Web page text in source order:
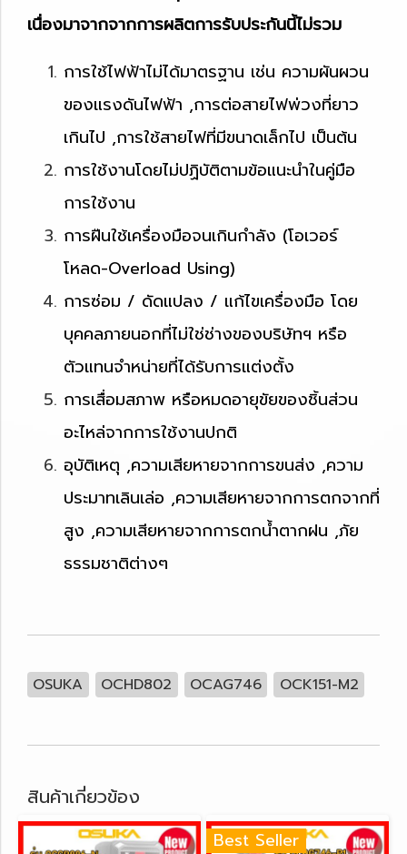
เนื่องมาจากจากการผลิตการรับประกันนี้ไม่รวม
การใช้ไฟฟ้าไม่ได้มาตรฐาน เช่น ความผันผวน
ของแรงดันไฟฟ้า ,การต่อสายไฟพ่วงที่ยาว
เกินไป ,การใช้สายไฟที่มีขนาดเล็กไป เป็นต้น
การใช้งานโดยไม่ปฏิบัติตามข้อแนะนำในคู่มือ
การใช้งาน
การฝืนใช้เครื่องมือจนเกินกำลัง (โอเวอร์
โหลด-Overload Using)
การซ่อม / ดัดแปลง / แก้ไขเครื่องมือ โดย
บุคคลภายนอกที่ไม่ใช่ช่างของบริษัทฯ หรือ
ตัวแทนจำหน่ายที่ได้รับการแต่งตั้ง
การเสื่อมสภาพ หรือหมดอายุขัยของชิ้นส่วน
อะไหล่จากการใช้งานปกติ
อุบัติเหตุ ,ความเสียหายจากการขนส่ง ,ความ
ประมาทเลินเล่อ ,ความเสียหายจากการตกจากที่
สูง ,ความเสียหายจากการตกน้ำตากฝน ,ภัย
ธรรมชาติต่างๆ
OSUKA OCHD802 OCAG746 OCK151-M2
สินค้าเกี่ยวข้อง
Best Seller